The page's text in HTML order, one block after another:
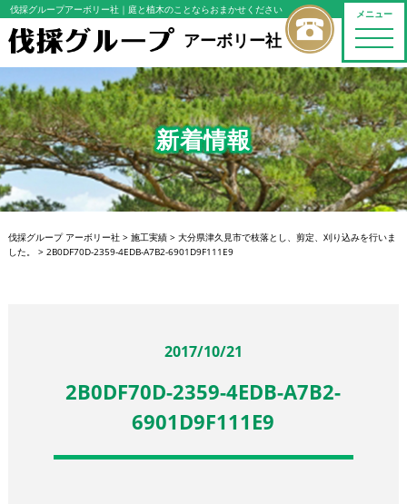
メニュー
toggle
伐採グループアーボリー社｜庭と植木のことならおまかせください
アーボリー社
新着情報
伐採グループ アーボリー社> 施工実績> 大分県津久見市で枝落とし、剪定、刈り込みを行いま
した。
> 2B0DF70D-2359-4EDB-A7B2-6901D9F111E9
2017/10/21
2B0DF70D-2359-4EDB-A7B2-
6901D9F111E9